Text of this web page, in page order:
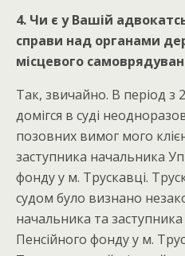
4. Чи є у Вашій
справи над органами
місцевого
Так, звичайно. В період з
домігся в суді
позовних вимог мого
заступника начальника
фонду у м. Трускавці.
судом було визнано
начальника та
Пенсійного фонду у м.